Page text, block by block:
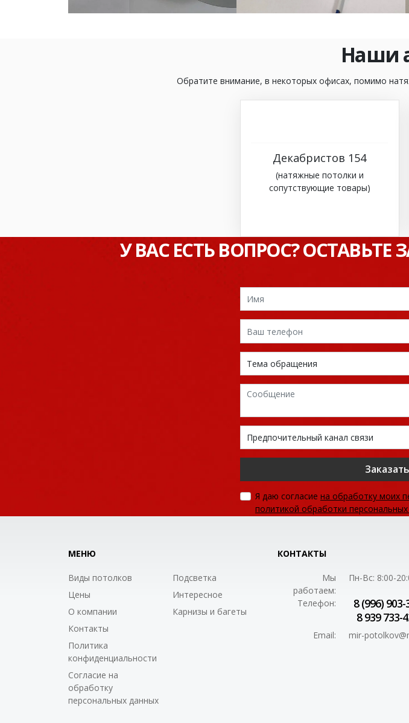
Наши
Обратите внимание, в некоторых офисах, помимо
Декабристов 154
(натяжные потолки и
сопутствующие товары)
У ВАС ЕСТЬ ВОПРОС?
Я даю согласие на обработку моих
политикой обработки
МЕНЮ
Виды потолков
Цены
О компании
Контакты
Политика
конфиденциальности
Согласие на
обработку
персональных данных
Подсветка
Интересное
Карнизы и багеты
КОНТАКТЫ
Мы
работаем:
Пн-Вс: 8:00-
Телефон:
8 (996) 903-
8 939 733-
Email: mir-